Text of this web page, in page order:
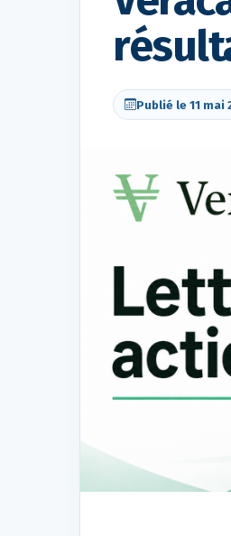
Publié le 11 mai